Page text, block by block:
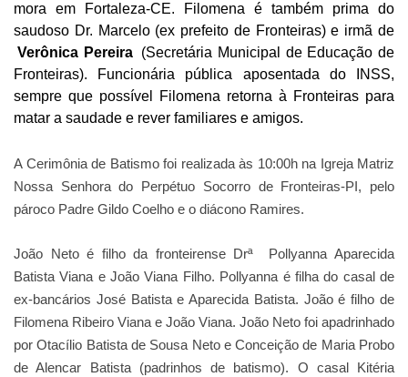
mora em Fortaleza-CE. Filomena é também prima do
saudoso Dr. Marcelo (ex prefeito de Fronteiras) e irmã de
Verônica Pereira
(Secretária Municipal de Educação de
Fronteiras). Funcionária pública aposentada do INSS,
sempre que possível Filomena retorna à Fronteiras para
matar a saudade e rever familiares e amigos.
A Cerimônia de Batismo foi realizada às 10:00h na Igreja Matriz
Nossa Senhora do Perpétuo Socorro de Fronteiras-PI, pelo
pároco Padre Gildo Coelho e o diácono Ramires.
João Neto é filho da fronteirense Drª Pollyanna Aparecida
Batista Viana e João Viana Filho. Pollyanna é filha do casal de
ex-bancários José Batista e Aparecida Batista. João é filho de
Filomena Ribeiro Viana e João Viana. João Neto foi apadrinhado
por Otacílio Batista de Sousa Neto e Conceição de Maria Probo
de Alencar Batista (padrinhos de batismo). O casal Kitéria